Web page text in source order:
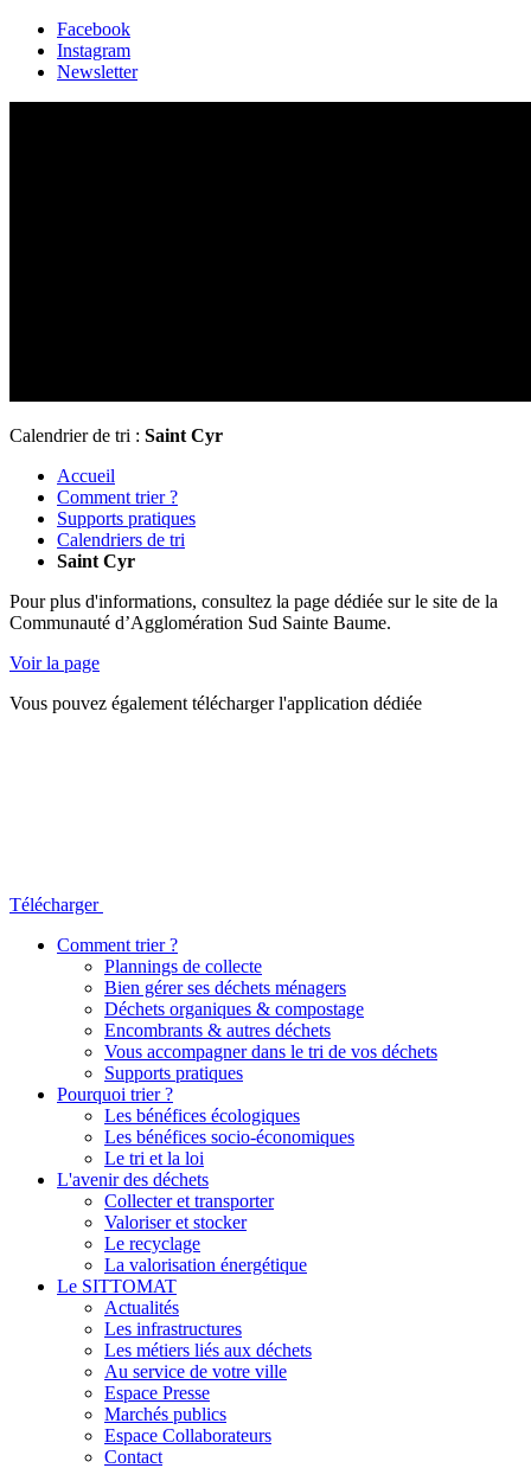
Facebook
Instagram
Newsletter
Calendrier de tri : Saint Cyr
Accueil
Comment trier ?
Supports pratiques
Calendriers de tri
Saint Cyr
Pour plus d'informations, consultez la page dédiée sur le site de la
Communauté d’Agglomération Sud Sainte Baume.
Voir la page
Vous pouvez également télécharger l'application dédiée
Télécharger
Comment trier ?
Plannings de collecte
Bien gérer ses déchets ménagers
Déchets organiques & compostage
Encombrants & autres déchets
Vous accompagner dans le tri de vos déchets
Supports pratiques
Pourquoi trier ?
Les bénéfices écologiques
Les bénéfices socio-économiques
Le tri et la loi
L'avenir des déchets
Collecter et transporter
Valoriser et stocker
Le recyclage
La valorisation énergétique
Le SITTOMAT
Actualités
Les infrastructures
Les métiers liés aux déchets
Au service de votre ville
Espace Presse
Marchés publics
Espace Collaborateurs
Contact